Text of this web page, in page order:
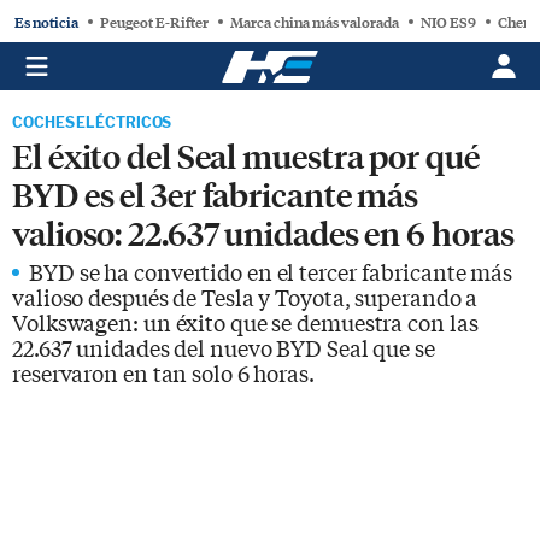
Es noticia Peugeot E-Rifter Marca china más valorada NIO ES9 Chery
COCHES ELÉCTRICOS
El éxito del Seal muestra por qué
BYD es el 3er fabricante más
valioso: 22.637 unidades en 6 horas
BYD se ha convertido en el tercer fabricante más
valioso después de Tesla y Toyota, superando a
Volkswagen: un éxito que se demuestra con las
22.637 unidades del nuevo BYD Seal que se
reservaron en tan solo 6 horas.